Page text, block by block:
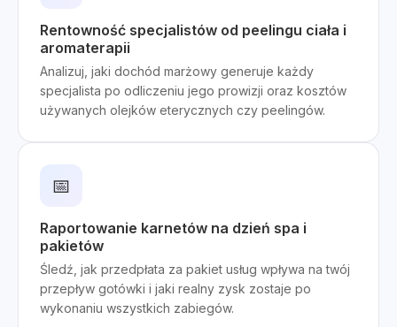
Rentowność specjalistów od peelingu ciała i
aromaterapii
Analizuj, jaki dochód marżowy generuje każdy
specjalista po odliczeniu jego prowizji oraz kosztów
używanych olejków eterycznych czy peelingów.
📅
Raportowanie karnetów na dzień spa i
pakietów
Śledź, jak przedpłata za pakiet usług wpływa na twój
przepływ gotówki i jaki realny zysk zostaje po
wykonaniu wszystkich zabiegów.